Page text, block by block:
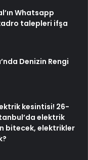
Whatsapp
talepleri ifşa
Denizin Rengi
kesintisi! 26-
elektrik
bitecek, elektrikler